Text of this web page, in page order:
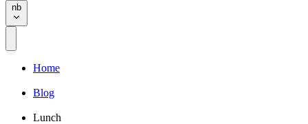
nb
Home
Blog
Lunch